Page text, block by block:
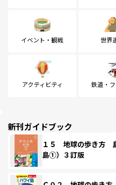
イベント・観戦 世界
アクティビティ 鉄道・
新刊ガイドブック
１５ 地球の歩き方
島①）３訂版